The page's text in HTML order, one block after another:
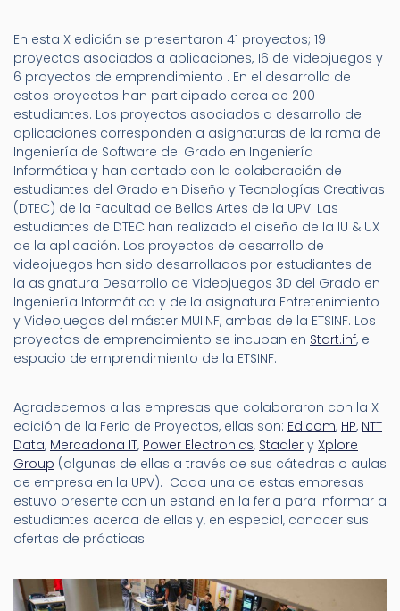
En esta X edición se presentaron 41 proyectos; 19
proyectos asociados a aplicaciones, 16 de videojuegos y
6 proyectos de emprendimiento . En el desarrollo de
estos proyectos han participado cerca de 200
estudiantes. Los proyectos asociados a desarrollo de
aplicaciones corresponden a asignaturas de la rama de
Ingeniería de Software del Grado en Ingeniería
Informática y han contado con la colaboración de
estudiantes del Grado en Diseño y Tecnologías Creativas
(DTEC) de la Facultad de Bellas Artes de la UPV. Las
estudiantes de DTEC han realizado el diseño de la IU & UX
de la aplicación. Los proyectos de desarrollo de
videojuegos han sido desarrollados por estudiantes de
la asignatura Desarrollo de Videojuegos 3D del Grado en
Ingeniería Informática y de la asignatura Entretenimiento
y Videojuegos del máster MUIINF, ambas de la ETSINF. Los
proyectos de emprendimiento se incuban en Start.inf, el
espacio de emprendimiento de la ETSINF.
Agradecemos a las empresas que colaboraron con la X
edición de la Feria de Proyectos, ellas son: Edicom, HP, NTT
Data, Mercadona IT, Power Electronics, Stadler y Xplore
Group (algunas de ellas a través de sus cátedras o aulas
de empresa en la UPV). Cada una de estas empresas
estuvo presente con un estand en la feria para informar a
estudiantes acerca de ellas y, en especial, conocer sus
ofertas de prácticas.